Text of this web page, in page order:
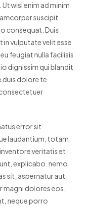
wisi enim ad minim
suscipit
consequat. Duis
in vulputate velit esse
feugiat nulla facilisis
dignissim qui blandit
duis dolore te
error sit
laudantium, totam
veritatis et
explicabo. nemo
sit, aspernatur aut
dolores eos,
neque porro